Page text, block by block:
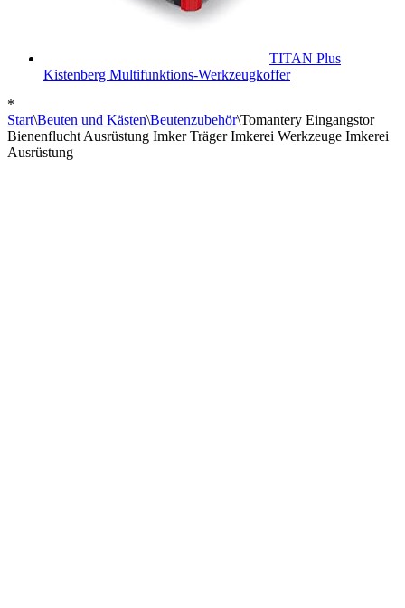
TITAN Plus
Kistenberg Multifunktions-Werkzeugkoffer
*
Start\Beuten und Kästen\Beutenzubehör\Tomantery Eingangstor
Bienenflucht Ausrüstung Imker Träger Imkerei Werkzeuge Imkerei
Ausrüstung